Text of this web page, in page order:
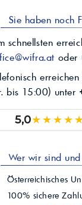
Sie haben noch
schnellsten
oder
bis 15:00) unter
5,0
Wer wir sind
Österreichisches
100% sichere